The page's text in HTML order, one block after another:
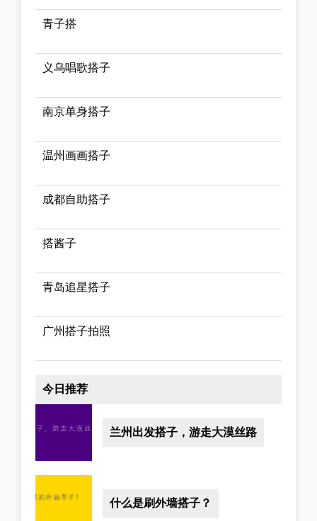
青子搭
义乌唱歌搭子
南京单身搭子
温州画画搭子
成都自助搭子
搭酱子
青岛追星搭子
广州搭子拍照
今日推荐
兰州出发搭子，游走大漠丝路
什么是刷外墙搭子？